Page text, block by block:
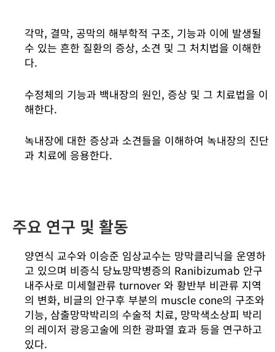
각막, 결막, 공막의 해부학적 구조, 기능과 이에 발생될
수 있는 흔한 질환의 증상, 소견 및 그 처치법을 이해한
다.
수정체의 기능과 백내장의 원인, 증상 및 그 치료법을 이
해한다.
녹내장에 대한 증상과 소견들을 이해하여 녹내장의 진단
과 치료에 응용한다.
주요 연구 및 활동
양연식 교수와 이승준 임상교수는 망막클리닉을 운영하
고 있으며 비증식 당뇨망막병증의 Ranibizumab 안구
내주사로 미세혈관류 turnover 와 황반부 비관류 지역
의 변화, 비글의 안구후 부분의 muscle cone의 구조와
기능, 삼출망막박리의 수술적 치료, 망막색소상피 박리
의 레이저 광응고술에 의한 광파열 효과 등을 연구하고
있다.